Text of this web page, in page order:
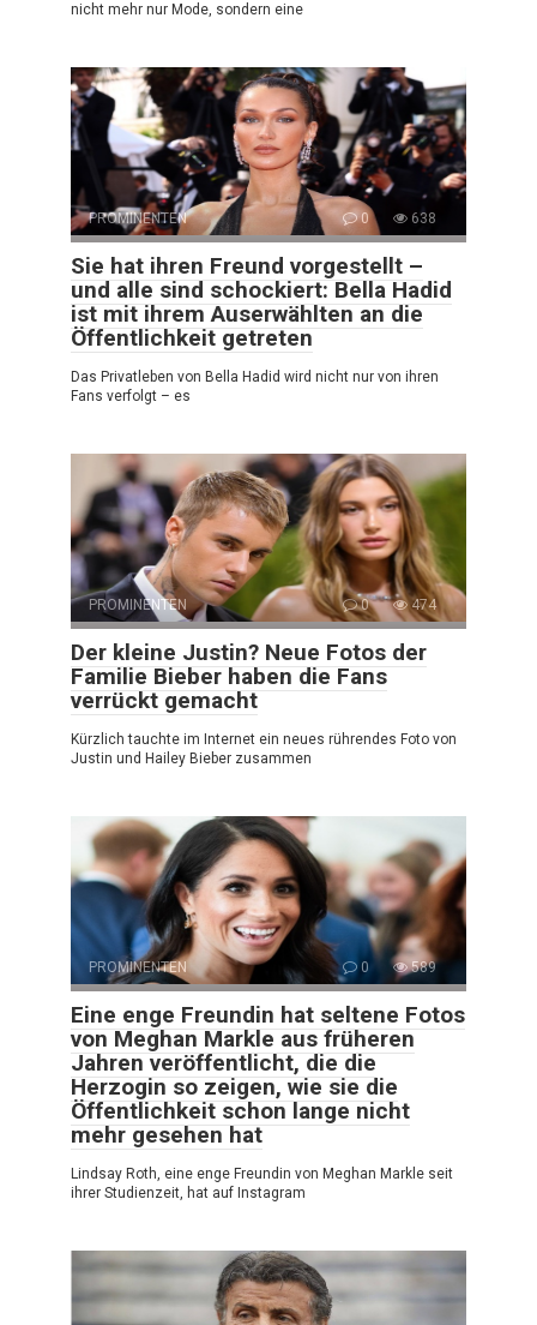
nicht mehr nur Mode, sondern eine
PROMINENTEN 0 638
Sie hat ihren Freund vorgestellt –
und alle sind schockiert: Bella Hadid
ist mit ihrem Auserwählten an die
Öffentlichkeit getreten
Das Privatleben von Bella Hadid wird nicht nur von ihren
Fans verfolgt – es
PROMINENTEN 0 474
Der kleine Justin? Neue Fotos der
Familie Bieber haben die Fans
verrückt gemacht
Kürzlich tauchte im Internet ein neues rührendes Foto von
Justin und Hailey Bieber zusammen
PROMINENTEN 0 589
Eine enge Freundin hat seltene Fotos
von Meghan Markle aus früheren
Jahren veröffentlicht, die die
Herzogin so zeigen, wie sie die
Öffentlichkeit schon lange nicht
mehr gesehen hat
Lindsay Roth, eine enge Freundin von Meghan Markle seit
ihrer Studienzeit, hat auf Instagram